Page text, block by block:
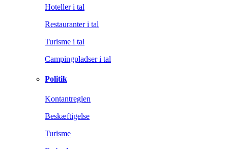
Hoteller i tal
Restauranter i tal
Turisme i tal
Campingpladser i tal
Politik
Kontantreglen
Beskæftigelse
Turisme